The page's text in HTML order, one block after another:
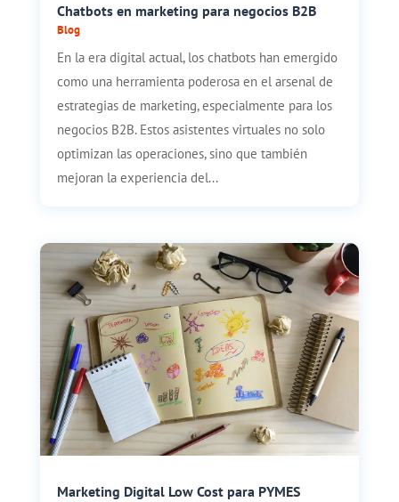
Chatbots en marketing para negocios B2B
Blog
En la era digital actual, los chatbots han emergido
como una herramienta poderosa en el arsenal de
estrategias de marketing, especialmente para los
negocios B2B. Estos asistentes virtuales no solo
optimizan las operaciones, sino que también
mejoran la experiencia del...
Marketing Digital Low Cost para PYMES